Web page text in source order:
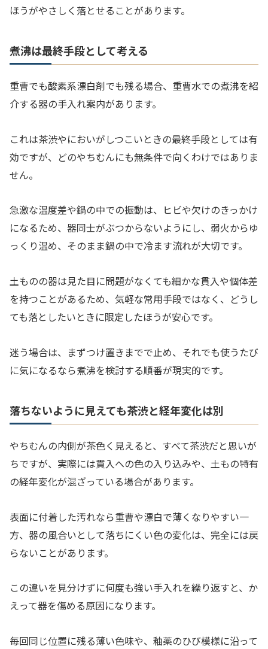
ほうがやさしく落とせることがあります。
煮沸は最終手段として考える
重曹でも酸素系漂白剤でも残る場合、重曹水での煮沸を紹
介する器の手入れ案内があります。
これは茶渋やにおいがしつこいときの最終手段としては有
効ですが、どのやちむんにも無条件で向くわけではありま
せん。
急激な温度差や鍋の中での振動は、ヒビや欠けのきっかけ
になるため、器同士がぶつからないようにし、弱火からゆ
っくり温め、そのまま鍋の中で冷ます流れが大切です。
土ものの器は見た目に問題がなくても細かな貫入や個体差
を持つことがあるため、気軽な常用手段ではなく、どうし
ても落としたいときに限定したほうが安心です。
迷う場合は、まずつけ置きまでで止め、それでも使うたび
に気になるなら煮沸を検討する順番が現実的です。
落ちないように見えても茶渋と経年変化は別
やちむんの内側が茶色く見えると、すべて茶渋だと思いが
ちですが、実際には貫入への色の入り込みや、土もの特有
の経年変化が混ざっている場合があります。
表面に付着した汚れなら重曹や漂白で薄くなりやすい一
方、器の風合いとして落ちにくい色の変化は、完全には戻
らないことがあります。
この違いを見分けずに何度も強い手入れを繰り返すと、か
えって器を傷める原因になります。
毎回同じ位置に残る薄い色味や、釉薬のひび模様に沿って